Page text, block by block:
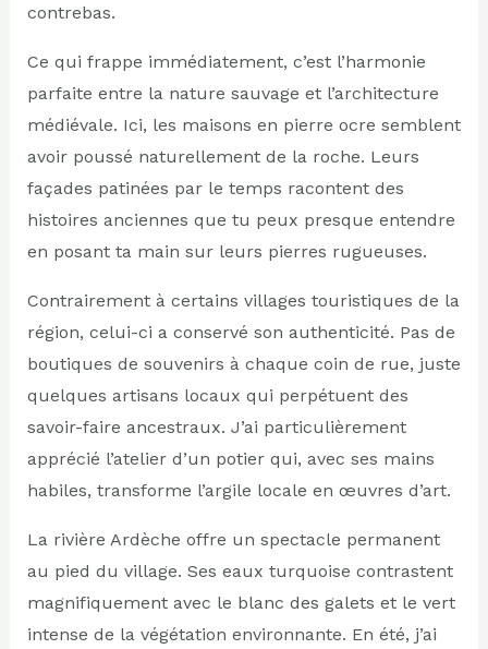
contrebas.
Ce qui frappe immédiatement, c’est l’harmonie
parfaite entre la nature sauvage et l’architecture
médiévale. Ici, les maisons en pierre ocre semblent
avoir poussé naturellement de la roche. Leurs
façades patinées par le temps racontent des
histoires anciennes que tu peux presque entendre
en posant ta main sur leurs pierres rugueuses.
Contrairement à certains villages touristiques de la
région, celui-ci a conservé son authenticité. Pas de
boutiques de souvenirs à chaque coin de rue, juste
quelques artisans locaux qui perpétuent des
savoir-faire ancestraux. J’ai particulièrement
apprécié l’atelier d’un potier qui, avec ses mains
habiles, transforme l’argile locale en œuvres d’art.
La rivière Ardèche offre un spectacle permanent
au pied du village. Ses eaux turquoise contrastent
magnifiquement avec le blanc des galets et le vert
intense de la végétation environnante. En été, j’ai